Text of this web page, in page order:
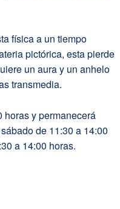
física a un tiempo
pictórica, esta pierde
un aura y un anhelo
transmedia.
horas y permanecerá
de 11:30 a 14:00
a 14:00 horas.